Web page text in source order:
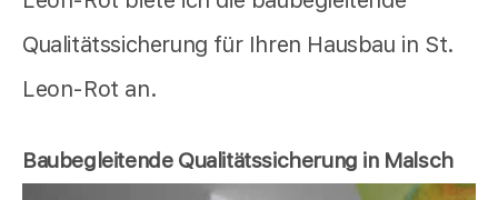
Qualitätssicherung für Ihren Hausbau in St.
Leon-Rot an.
Baubegleitende Qualitätssicherung in Malsch